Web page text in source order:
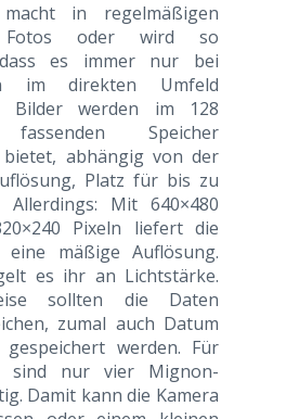
in regelmäßigen
Fotos oder wird so
es immer nur bei
im direkten Umfeld
Bilder werden im 128
fassenden Speicher
abhängig von der
Platz für bis zu
Allerdings: Mit 640×480
Pixeln liefert die
mäßige Auflösung.
es ihr an Lichtstärke.
sollten die Daten
zumal auch Datum
werden. Für
sind nur vier Mignon-
Damit kann die Kamera